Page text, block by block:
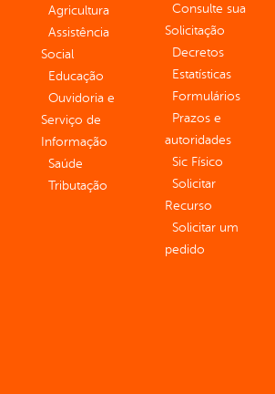
Agricultura
Assistência
Social
Educação
Ouvidoria e
Serviço de
Informação
Saúde
Tributação
Consulte sua
Solicitação
Decretos
Estatísticas
Formulários
Prazos e
autoridades
Sic Físico
Solicitar
Recurso
Solicitar um
pedido